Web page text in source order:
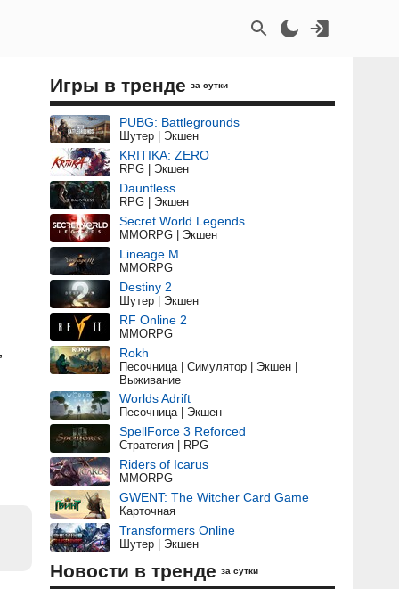
,
Игры в тренде за сутки
PUBG: Battlegrounds
Шутер | Экшен
KRITIKA: ZERO
RPG | Экшен
Dauntless
RPG | Экшен
Secret World Legends
MMORPG | Экшен
Lineage M
MMORPG
Destiny 2
Шутер | Экшен
RF Online 2
MMORPG
Rokh
Песочница | Симулятор | Экшен |
Выживание
Worlds Adrift
Песочница | Экшен
SpellForce 3 Reforced
Стратегия | RPG
Riders of Icarus
MMORPG
GWENT: The Witcher Card Game
Карточная
Transformers Online
Шутер | Экшен
Новости в тренде за сутки